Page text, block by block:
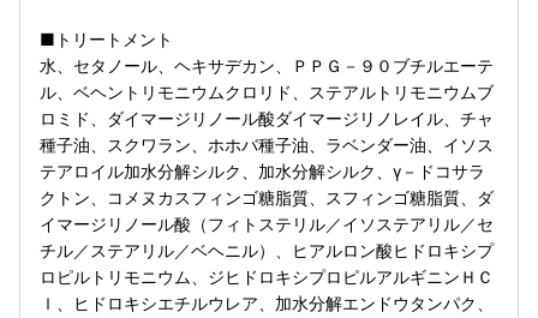
■トリートメント
水、セタノール、ヘキサデカン、ＰＰＧ－９０ブチルエーテ
ル、ベヘントリモニウムクロリド、ステアルトリモニウムブ
ロミド、ダイマージリノール酸ダイマージリノレイル、チャ
種子油、スクワラン、ホホバ種子油、ラベンダー油、イソス
テアロイル加水分解シルク、加水分解シルク、γ－ドコサラ
クトン、コメヌカスフィンゴ糖脂質、スフィンゴ糖脂質、ダ
イマージリノール酸（フィトステリル／イソステアリル／セ
チル／ステアリル／ベヘニル）、ヒアルロン酸ヒドロキシプ
ロピルトリモニウム、ジヒドロキシプロピルアルギニンＨＣ
ｌ、ヒドロキシエチルウレア、加水分解エンドウタンパク、